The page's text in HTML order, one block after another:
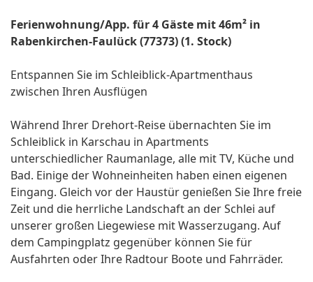
Ferienwohnung/App. für 4 Gäste mit 46m² in
Rabenkirchen-Faulück (77373) (1. Stock)
Entspannen Sie im Schleiblick-Apartmenthaus
zwischen Ihren Ausflügen
Während Ihrer Drehort-Reise übernachten Sie im
Schleiblick in Karschau in Apartments
unterschiedlicher Raumanlage, alle mit TV, Küche und
Bad. Einige der Wohneinheiten haben einen eigenen
Eingang. Gleich vor der Haustür genießen Sie Ihre freie
Zeit und die herrliche Landschaft an der Schlei auf
unserer großen Liegewiese mit Wasserzugang. Auf
dem Campingplatz gegenüber können Sie für
Ausfahrten oder Ihre Radtour Boote und Fahrräder.